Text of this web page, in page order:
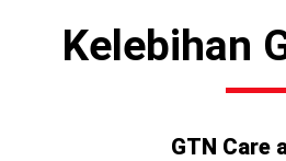
Kelebihan
GTN Care